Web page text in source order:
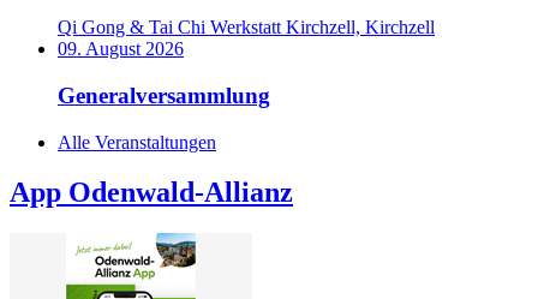
Qi Gong & Tai Chi Werkstatt Kirchzell, Kirchzell
09. August 2026
Generalversammlung
Alle Veranstaltungen
App Odenwald-Allianz